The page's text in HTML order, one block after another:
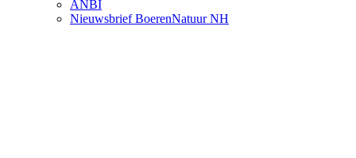
ANBI
Nieuwsbrief BoerenNatuur NH